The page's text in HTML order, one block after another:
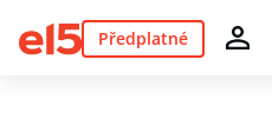
Předplatné